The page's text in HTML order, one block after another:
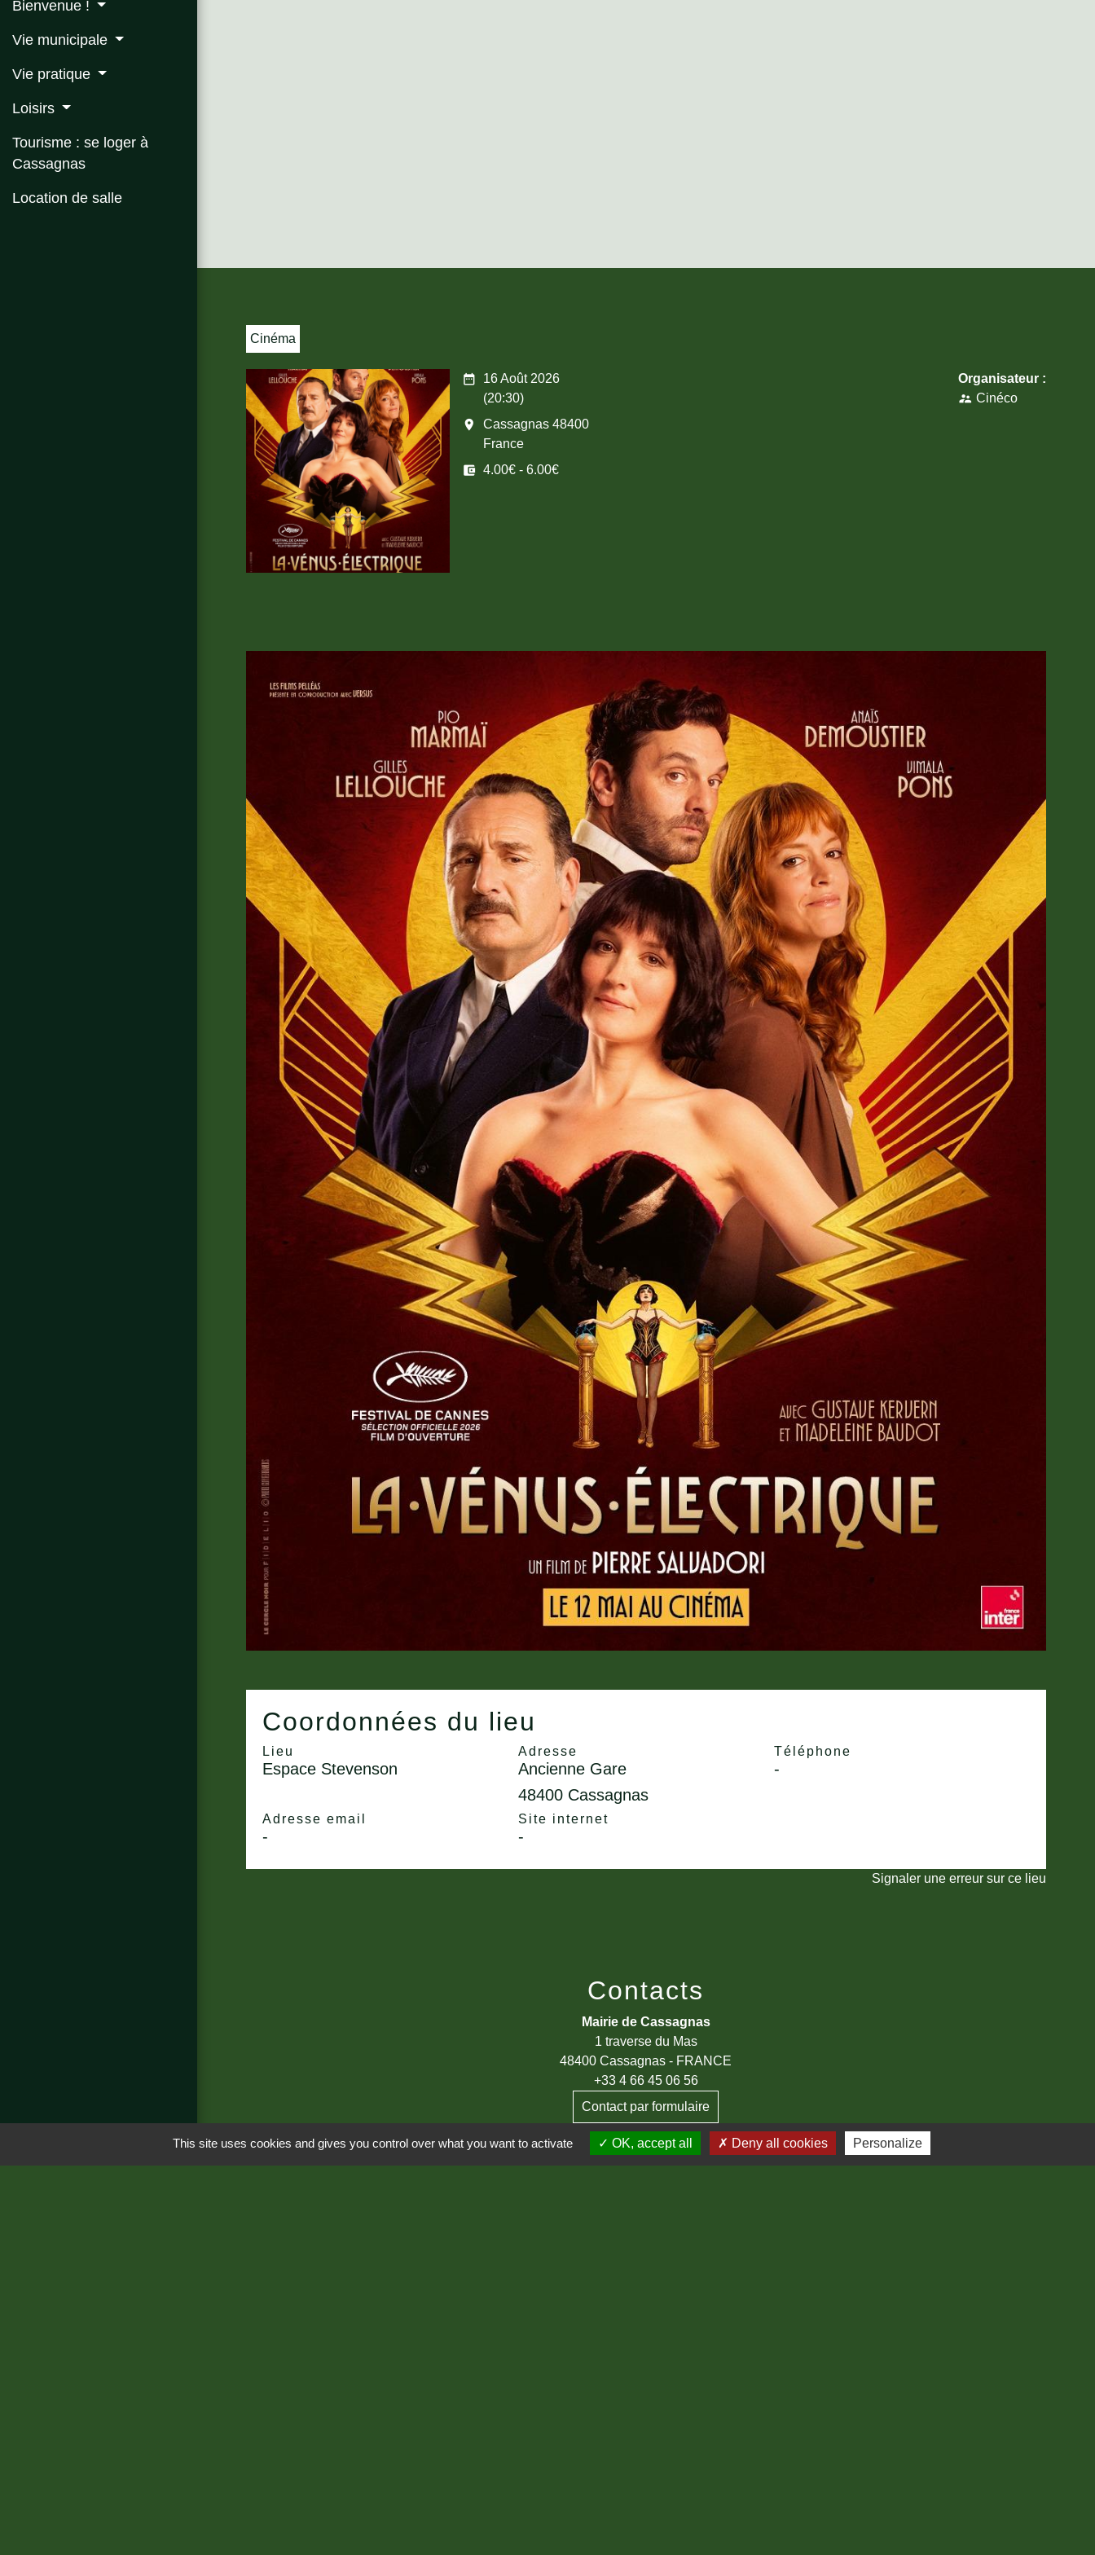
Bienvenue !
Vie municipale
Vie pratique
Loisirs
Tourisme : se loger à
Cassagnas
Location de salle
Cinéma
date_range
16 Août 2026
(20:30)
room
Cassagnas 48400
France
account_balance_wallet 4.00€ - 6.00€
Organisateur :
supervisor_account Cinéco
Coordonnées du lieu
Lieu
Espace Stevenson
Adresse
Ancienne Gare
48400 Cassagnas
Téléphone
-
Adresse email
-
Site internet
-
Signaler une erreur sur ce lieu
Contacts
Mairie de Cassagnas
1 traverse du Mas
48400 Cassagnas - FRANCE
+33 4 66 45 06 56
Contact par formulaire
Fax : 04 66 47 04 54
This site uses cookies and gives you control over what you want to activate OK, accept all Deny all cookies Personalize